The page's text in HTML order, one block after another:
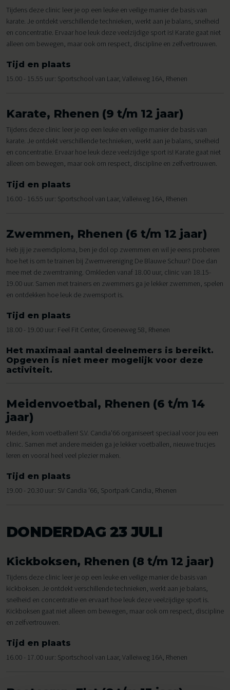
Tijdens deze clinic leer je op een leuke en veilige manier de basis van
karate. Je ontdekt verschillende technieken, werkt aan je balans, snelheid
en concentratie. Ervaar hoe leuk deze veelzijdige sport is! Karate gaat niet
alleen om bewegen, maar ook om respect, discipline en zelfvertrouwen.
Tijd en plaats
15.00 - 15.55 uur: Sportschool van Laar, Valleiweg 16A, Rhenen
Karate, Rhenen (9 t/m 12 jaar)
Tijdens deze clinic leer je op een leuke en veilige manier de basis van
karate. Je ontdekt verschillende technieken, werkt aan je balans, snelheid
en concentratie. Ervaar hoe leuk deze veelzijdige sport is! Karate gaat niet
alleen om bewegen, maar ook om respect, discipline en zelfvertrouwen.
Tijd en plaats
16.00 - 16.55 uur: Sportschool van Laar, Valleiweg 16A, Rhenen
Zwemmen, Rhenen (6 t/m 12 jaar)
Heb jij je zwemdiploma, ben je dol op zwemmen en wil je eens proberen
hoe het is om te trainen bij Zwemvereniging De Blauwe Schuur? Doe dan
mee met de zwemtraining. Omkleden vanaf 18.00 uur, clinic van 18.15-
19.00 uur. Samen met trainers en zwemmers ga je lekker zwemmen, spelen
en ontdekken hoe leuk de zwemsport is.
Tijd en plaats
18.00 - 19.00 uur: Feel Fit Center, Groeneweg 58, Rhenen
Het maximaal aantal deelnemers is bereikt.
Opgeven is niet meer mogelijk voor deze
activiteit.
Meidenvoetbal, Rhenen (6 t/m 14
jaar)
Meiden, kom voetballen! S.V. Candia'66 organiseert speciaal voor jou een
clinic. Samen met andere meiden ga je lekker voetballen, nieuwe trucjes
leren en vooral heel veel plezier maken.
Tijd en plaats
19.00 - 20.30 uur: SV Candia '66, Sportpark Candia, Rhenen
DONDERDAG 23 JULI
Kickboksen, Rhenen (8 t/m 12 jaar)
Tijdens deze clinic leer je op een leuke en veilige manier de basis van
kickboksen. Je ontdekt verschillende technieken, werkt aan je balans,
snelheid en concentratie en ervaart hoe leuk deze veelzijdige sport is.
Kickboksen gaat niet alleen om bewegen, maar ook om respect, discipline
en zelfvertrouwen.
Tijd en plaats
16.00 - 17.00 uur: Sportschool van Laar, Valleiweg 16A, Rhenen